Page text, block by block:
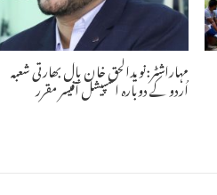
مہاراشٹر:نویدالحق خان بال بھارتی شعبہ
اُردو کے دوبارہ اسپیشل آفیسر مقرر